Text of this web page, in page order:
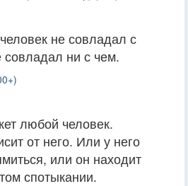
не совладал с
ни с чем.
любой человек.
от него. Или у него
или он находит
спотыкании.